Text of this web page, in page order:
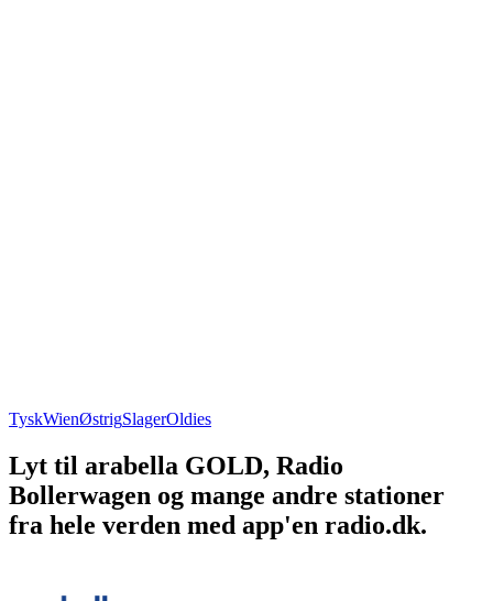
TyskWienØstrigSlagerOldies
Lyt til arabella GOLD, Radio
Bollerwagen og mange andre stationer
fra hele verden med app'en radio.dk.